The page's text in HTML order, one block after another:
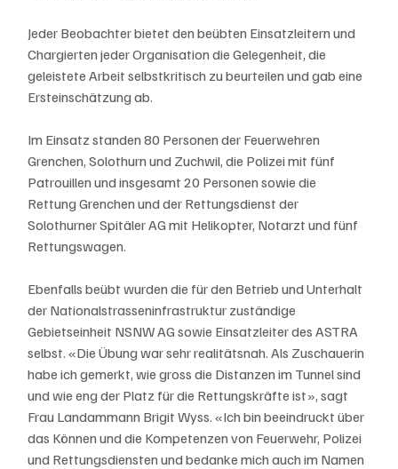
Jeder Beobachter bietet den beübten Einsatzleitern und
Chargierten jeder Organisation die Gelegenheit, die
geleistete Arbeit selbstkritisch zu beurteilen und gab eine
Ersteinschätzung ab.
Im Einsatz standen 80 Personen der Feuerwehren
Grenchen, Solothurn und Zuchwil, die Polizei mit fünf
Patrouillen und insgesamt 20 Personen sowie die
Rettung Grenchen und der Rettungsdienst der
Solothurner Spitäler AG mit Helikopter, Notarzt und fünf
Rettungswagen.
Ebenfalls beübt wurden die für den Betrieb und Unterhalt
der Nationalstrasseninfrastruktur zuständige
Gebietseinheit NSNW AG sowie Einsatzleiter des ASTRA
selbst. «Die Übung war sehr realitätsnah. Als Zuschauerin
habe ich gemerkt, wie gross die Distanzen im Tunnel sind
und wie eng der Platz für die Rettungskräfte ist», sagt
Frau Landammann Brigit Wyss. «Ich bin beeindruckt über
das Können und die Kompetenzen von Feuerwehr, Polizei
und Rettungsdiensten und bedanke mich auch im Namen